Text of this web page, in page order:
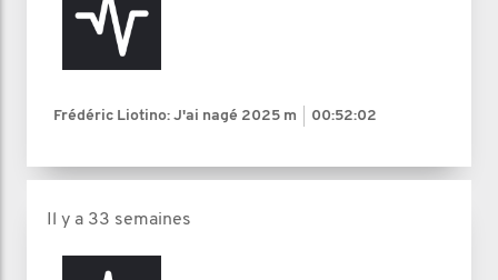
Frédéric Liotino: J'ai nagé 2025 m 00:52:02
Il y a 33 semaines